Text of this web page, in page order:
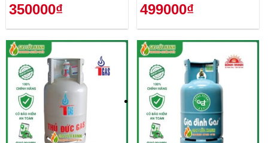
350000₫ 499000₫